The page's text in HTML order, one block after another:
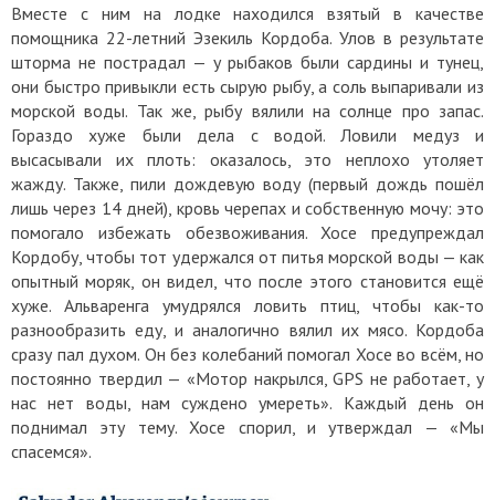
Вместе с ним на лодке находился взятый в качестве
помощника 22-летний Эзекиль Кордоба. Улов в результате
шторма не пострадал — у рыбаков были сардины и тунец,
они быстро привыкли есть сырую рыбу, а соль выпаривали из
морской воды. Так же, рыбу вялили на солнце про запас.
Гораздо хуже были дела с водой. Ловили медуз и
высасывали их плоть: оказалось, это неплохо утоляет
жажду. Также, пили дождевую воду (первый дождь пошёл
лишь через 14 дней), кровь черепах и собственную мочу: это
помогало избежать обезвоживания. Хосе предупреждал
Кордобу, чтобы тот удержался от питья морской воды — как
опытный моряк, он видел, что после этого становится ещё
хуже. Альваренга умудрялся ловить птиц, чтобы как-то
разнообразить еду, и аналогично вялил их мясо. Кордоба
сразу пал духом. Он без колебаний помогал Хосе во всём, но
постоянно твердил — «Мотор накрылся, GPS не работает, у
нас нет воды, нам суждено умереть». Каждый день он
поднимал эту тему. Хосе спорил, и утверждал — «Мы
спасемся».